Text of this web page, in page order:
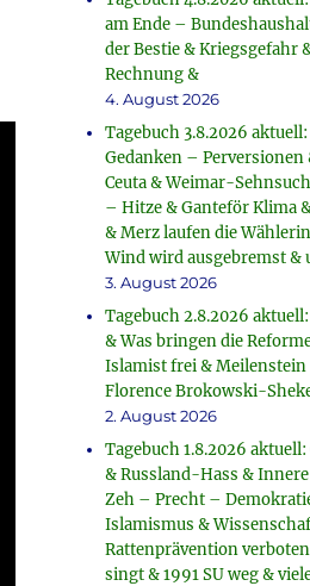
am Ende –
der Bestie & Kriegsgefahr
Rechnung &
4. August 2026
Tagebuch 3.8.2026 aktuell:
Gedanken – Perversionen
Ceuta & Weimar-
– Hitze & Ganteför Klima
& Merz laufen die
Wind wird ausgebremst &
3. August 2026
Tagebuch 2.8.2026
& Was bringen die
Islamist frei &
Florence Brokowski-
2. August 2026
Tagebuch 1.8.2026
& Russland-Hass &
Zeh – Precht –
Islamismus &
Rattenprävention
singt & 1991 SU weg &